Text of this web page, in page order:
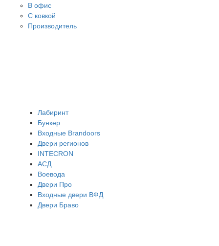
В офис
С ковкой
Производитель
Лабиринт
Бункер
Входные Brandoors
Двери регионов
INTECRON
АСД
Воевода
Двери Про
Входные двери ВФД
Двери Браво